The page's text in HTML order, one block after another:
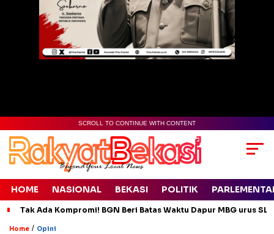
SCROLL TO CONTINUE WITH CONTENT
HOME NASIONAL BEKASI POLITIK
Tak Ada Kompromi! BGN Beri Batas Waktu Dapur MBG urus
Home / Opini